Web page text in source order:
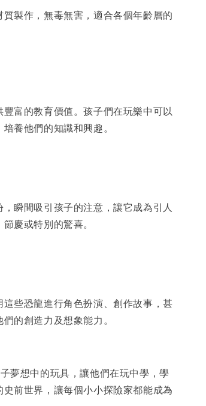
製作，無毒無害，適合各個年齡層的
富的教育價值。孩子們在玩樂中可以
養他們的知識和興趣。
瞬間吸引孩子的注意，讓它成為引人
慶或特別的驚喜。
些恐龍進行角色扮演、創作故事，甚
的創造力及想象能力。
夢想中的玩具，讓他們在玩中學，學
前世界，讓每個小小探險家都能成為